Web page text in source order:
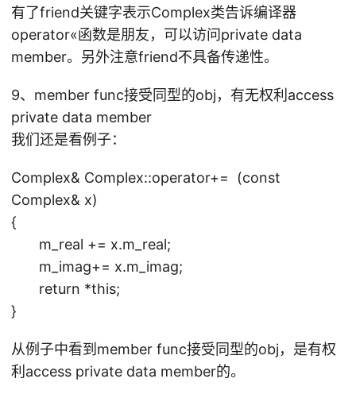
有了friend关键字表示Complex类告诉编译器
operator«函数是朋友，可以访问private data
member。另外注意friend不具备传递性。
9、member func接受同型的obj，有无权利access
private data member
我们还是看例子：
Complex& Complex::operator+= (const
Complex& x)
{
m_real += x.m_real;
m_imag+= x.m_imag;
return *this;
}
从例子中看到member func接受同型的obj，是有权
利access private data member的。